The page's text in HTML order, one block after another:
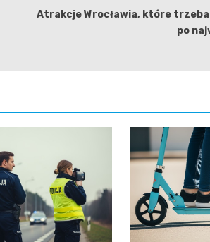
Atrakcje Wrocławia, które
po